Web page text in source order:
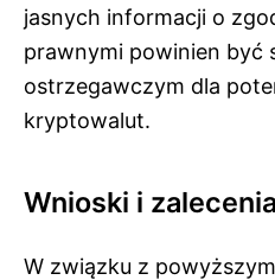
jasnych informacji o
prawnymi powinien być
ostrzegawczym dla
kryptowalut.
Wnioski i zalecenia
W związku z